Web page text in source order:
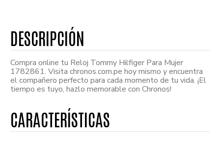
Compra online tu Reloj Tommy Hilfiger Para Mujer
1782861. Visita chronos.com.pe hoy mismo y encuentra
el compañero perfecto para cada momento de tu vida. ¡El
tiempo es tuyo, hazlo memorable con Chronos!